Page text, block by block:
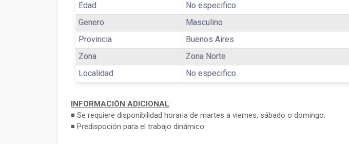
Edad
No especifico
Genero
Masculino
Provincia
Buenos Aires
Zona
Zona Norte
Localidad
No especifico
INFORMACIÓN ADICIONAL:
◾ Se requiere disponibilidad horaria de martes a viernes, sábado o domingo.
◾ Predispoción para el trabajo dinámico.